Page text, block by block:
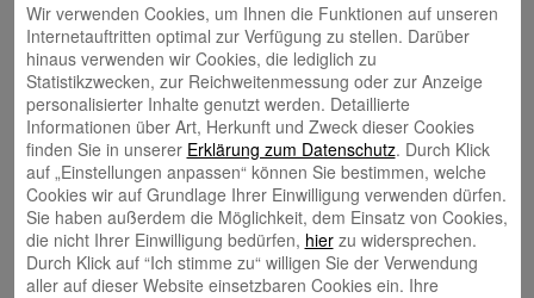
Neueste Beiträge
Radlkonvoi des FFH feiert Einweihung des neuen
Campus Nord 5. August 2026
Willkommen bei Kinder im Mittelpunkt e.V. 24. Juli 2026
Tierische Erlebnisse, Bewegung und Begegnungen –
Zootag der Stadtsparkasse Augsburg begeistert rund
2.500 Besucherinnen und Besucher 22. Juli 2026
Wir verwenden Cookies, um Ihnen die Funktionen auf unseren
Internetauftritten optimal zur Verfügung zu stellen. Darüber
hinaus verwenden wir Cookies, die lediglich zu
Statistikzwecken, zur Reichweitenmessung oder zur Anzeige
personalisierter Inhalte genutzt werden. Detaillierte
Informationen über Art, Herkunft und Zweck dieser Cookies
finden Sie in unserer Erklärung zum Datenschutz. Durch Klick
auf „Einstellungen anpassen“ können Sie bestimmen, welche
Cookies wir auf Grundlage Ihrer Einwilligung verwenden dürfen.
Sie haben außerdem die Möglichkeit, dem Einsatz von Cookies,
die nicht Ihrer Einwilligung bedürfen, hierzu widersprechen.
Durch Klick auf “Ich stimme zu“ willigen Sie der Verwendung
aller auf dieser Website einsetzbaren Cookies ein. Ihre